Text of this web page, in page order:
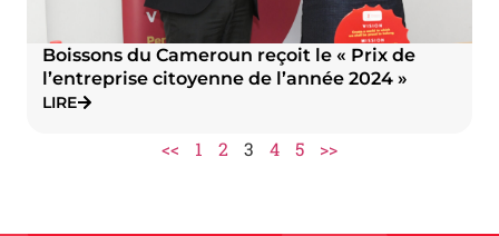
Boissons du Cameroun reçoit le « Prix de
l’entreprise citoyenne de l’année 2024 »
LIRE
<< 1 2 3 4 5 >>